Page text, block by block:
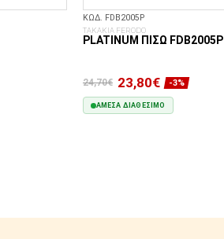
ΚΩΔ. FDB2005P
ΤΑΚΑΚΙΑ FERODO
PLATINUM ΠΊΣΩ FDB2005P
24,70€ 23,80€ -3%
ΆΜΕΣΑ ΔΙΑΘΈΣΙΜΟ